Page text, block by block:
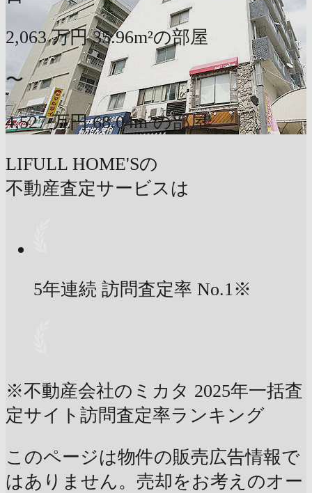
2,063 万円 35.96m²の部屋
〜
4,527 万円 68.04m²の部屋
LIFULL HOME'Sの
不動産査定サービスは
5年連続 訪問査定率 No.1※
※不動産会社のミカタ 2025年一括査
定サイト訪問査定率ランキング
このページは物件の販売広告情報で
はありません。売却をお考えのオー